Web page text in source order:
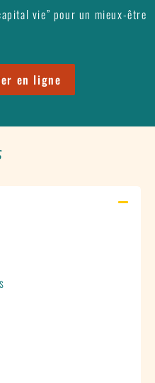
vie” pour un mieux-être
en ligne